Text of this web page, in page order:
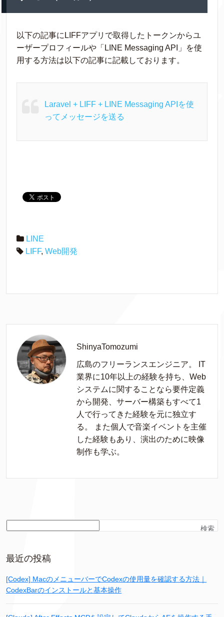
以下の記事にLIFFアプリで取得したトークンからユ
ーザープロフィールや「LINE Messaging API」を使
用する方法は以下の記事に記載しております。
Laravel + LIFF + LINE Messaging APIを使
ってメッセージを送る
LINE
LIFF, Web開発
ShinyaTomozumi
広島のフリーランスエンジニア。 IT
業界に10年以上の経験を持ち、Web
システムに関することなら要件定義
から開発、サーバー構築もすべて1
人で行ってきた経験を元に独立す
る。 また個人で音楽イベントを主催
した経験もあり、演出のために映像
制作も学ぶ。
検索
最近の投稿
[Codex] MacのメニューバーでCodexの使用量を確認する方法｜
CodexBarのインストールと基本操作